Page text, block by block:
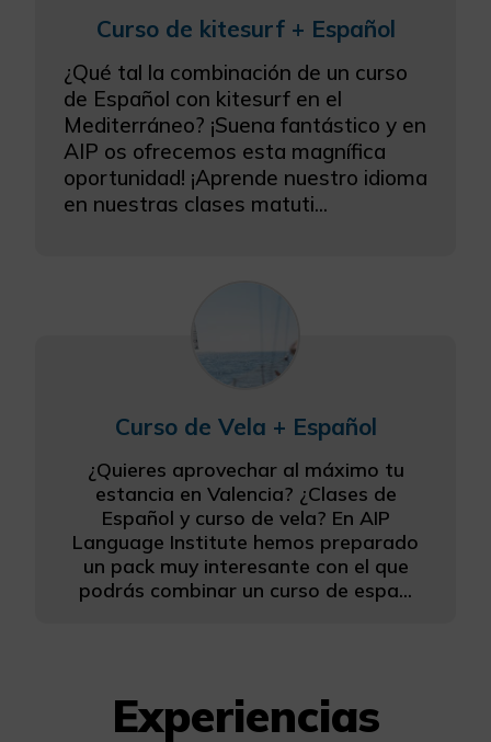
Curso de kitesurf + Español
¿Qué tal la combinación de un curso
de Español con kitesurf en el
Mediterráneo? ¡Suena fantástico y en
AIP os ofrecemos esta magnífica
oportunidad! ¡Aprende nuestro idioma
en nuestras clases matuti...
Curso de Vela + Español
¿Quieres aprovechar al máximo tu
estancia en Valencia? ¿Clases de
Español y curso de vela? En AIP
Language Institute hemos preparado
un pack muy interesante con el que
podrás combinar un curso de espa...
Experiencias